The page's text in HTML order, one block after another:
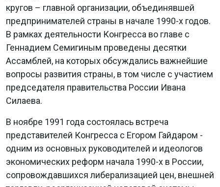
кругов – главной организации, объединявшей
предпринимателей страны в начале 1990-х годов.
В рамках деятельности Конгресса во главе с
Геннадием Семигиным проведены десятки
Ассамблей, на которых обсуждались важнейшие
вопросы развития страны, в том числе с участием
председателя правительства России Ивана
Силаева.
В ноябре 1991 года состоялась встреча
представителей Конгресса с Егором Гайдаром -
одним из основных руководителей и идеологов
экономических реформ начала 1990-х в России,
сопровождавшихся либерализацией цен, внешней